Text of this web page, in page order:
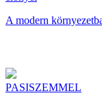
A modern
PASISZEMMEL